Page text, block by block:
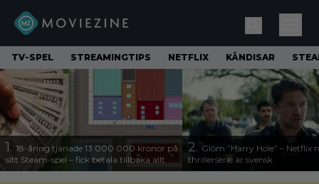
TV-SPEL STREAMINGTIPS NETFLIX KÄNDISAR
1. 18-åring tjänade 13 000 000 kronor på
sitt Steam-spel – fick betala tillbaka allt
2. Glöm ”Harry Hole” – Netflix
thrillerserie är svensk